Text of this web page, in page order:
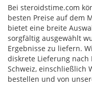
Bei steroidstime.com
besten Preise auf dem
bietet eine breite
sorgfältig ausgewählt
Ergebnisse zu liefern.
diskrete Lieferung
Schweiz, einschließlich
bestellen und von